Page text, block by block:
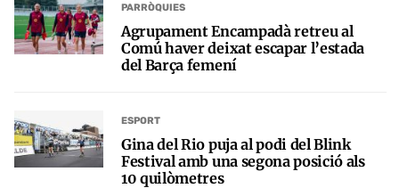
PARRÒQUIES
Agrupament Encampadà retreu al
Comú haver deixat escapar l’estada
del Barça femení
ESPORT
Gina del Rio puja al podi del Blink
Festival amb una segona posició als
10 quilòmetres